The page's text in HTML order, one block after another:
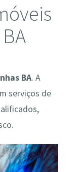
BA. A
serviços de